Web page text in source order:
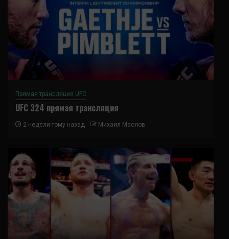
Прямая трансляция UFC
UFC 324 прямая трансляция
2 недели тому назад Михаил Маслов